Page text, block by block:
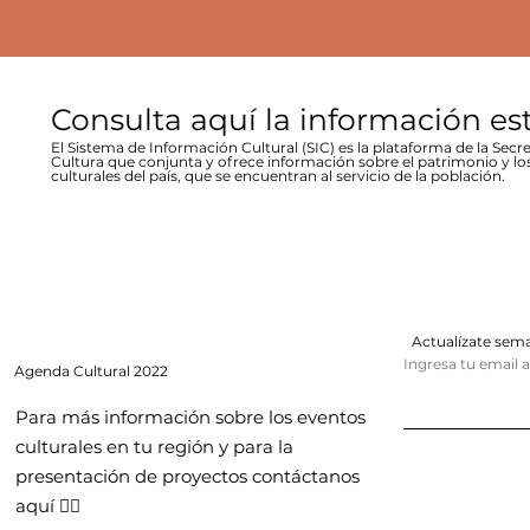
Consulta aquí la información
El Sistema de Información Cultural (SIC) es la plataforma de la
Cultura que conjunta y ofrece información sobre el patrimonio y
culturales del país, que se encuentran al servicio de la población.
Agenda Cultural 2022
Para más información sobre los eventos
culturales en tu región y para la
presentación de proyectos contáctanos
aquí 👇🏻
Actualízate
Ingresa tu email